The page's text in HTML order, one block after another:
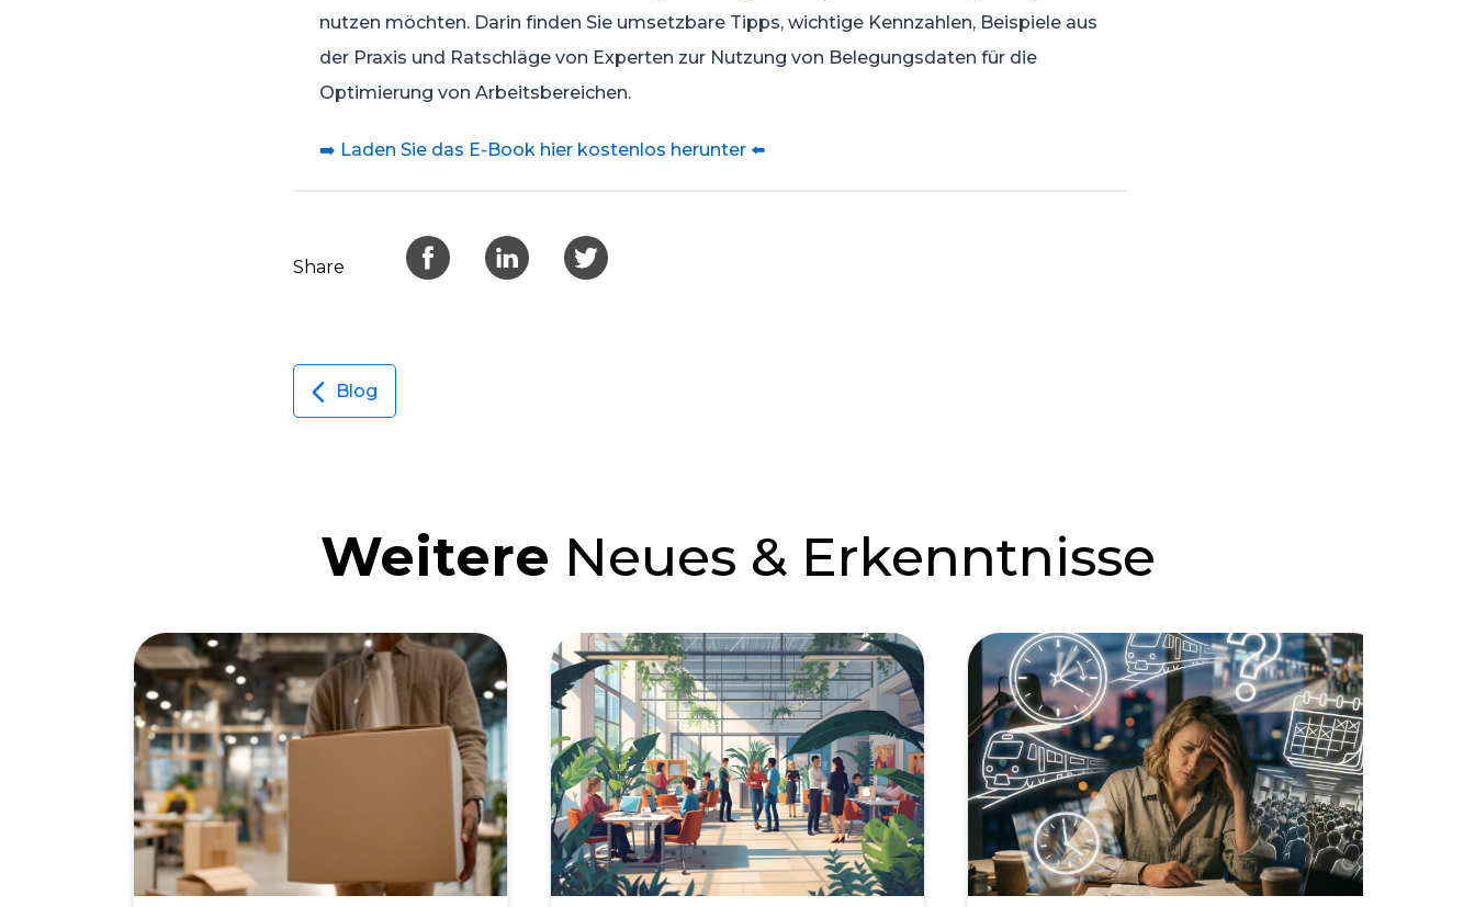
nutzen möchten. Darin finden Sie umsetzbare Tipps, wichtige Kennzahlen, Beispiele aus
der Praxis und Ratschläge von Experten zur Nutzung von Belegungsdaten für die
Optimierung von Arbeitsbereichen.
➡️ Laden Sie das E-Book hier kostenlos herunter ⬅️
Share
Blog
Weitere Neues & Erkenntnisse